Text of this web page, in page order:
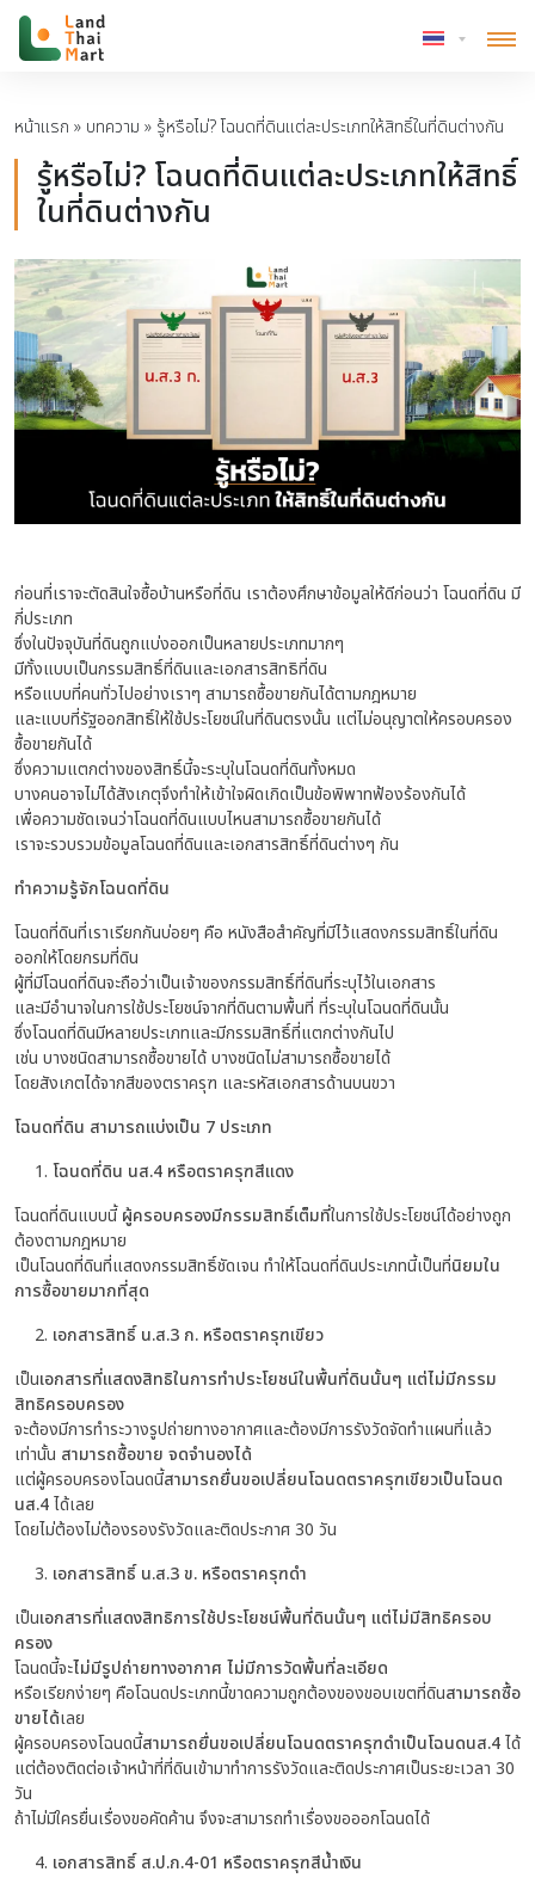
หน้าแรก » บทความ » รู้หรือไม่? โฉนดที่ดินแต่ละประเภทให้สิทธิ์ในที่ดินต่างกัน
รู้หรือไม่? โฉนดที่ดินแต่ละประเภทให้สิทธิ์
ในที่ดินต่างกัน
ก่อนที่เราจะตัดสินใจซื้อบ้านหรือที่ดิน เราต้องศึกษาข้อมูลให้ดีก่อนว่า โฉนดที่ดิน มี
กี่ประเภท
ซึ่งในปัจจุบันที่ดินถูกแบ่งออกเป็นหลายประเภทมากๆ
มีทั้งแบบเป็นกรรมสิทธิ์ที่ดินและเอกสารสิทธิที่ดิน
หรือแบบที่คนทั่วไปอย่างเราๆ สามารถซื้อขายกันได้ตามกฎหมาย
และแบบที่รัฐออกสิทธิ์ให้ใช้ประโยชน์ในที่ดินตรงนั้น แต่ไม่อนุญาตให้ครอบครอง
ซื้อขายกันได้
ซึ่งความแตกต่างของสิทธิ์นี้จะระบุในโฉนดที่ดินทั้งหมด
บางคนอาจไม่ได้สังเกตุจึงทำให้เข้าใจผิดเกิดเป็นข้อพิพาทฟ้องร้องกันได้
เพื่อความชัดเจนว่าโฉนดที่ดินแบบไหนสามารถซื้อขายกันได้
เราจะรวบรวมข้อมูลโฉนดที่ดินและเอกสารสิทธิ์ที่ดินต่างๆ กัน
ทำความรู้จักโฉนดที่ดิน
โฉนดที่ดินที่เราเรียกกันบ่อยๆ คือ หนังสือสำคัญที่มีไว้แสดงกรรมสิทธิ์ในที่ดิน
ออกให้โดยกรมที่ดิน
ผู้ที่มีโฉนดที่ดินจะถือว่าเป็นเจ้าของกรรมสิทธิ์ที่ดินที่ระบุไว้ในเอกสาร
และมีอำนาจในการใช้ประโยชน์จากที่ดินตามพื้นที่ ที่ระบุในโฉนดที่ดินนั้น
ซึ่งโฉนดที่ดินมีหลายประเภทและมีกรรมสิทธิ์ที่แตกต่างกันไป
เช่น บางชนิดสามารถซื้อขายได้ บางชนิดไม่สามารถซื้อขายได้
โดยสังเกตได้จากสีของตราครุฑ และรหัสเอกสารด้านบนขวา
โฉนดที่ดิน สามารถแบ่งเป็น 7 ประเภท
โฉนดที่ดิน นส.4 หรือตราครุฑสีแดง
โฉนดที่ดินแบบนี้ ผู้ครอบครองมีกรรมสิทธิ์เต็มที่ในการใช้ประโยชน์ได้อย่างถูก
ต้องตามกฎหมาย
เป็นโฉนดที่ดินที่แสดงกรรมสิทธิ์ชัดเจน ทำให้โฉนดที่ดินประเภทนี้เป็นที่นิยมใน
การซื้อขายมากที่สุด
เอกสารสิทธิ์ น.ส.3 ก. หรือตราครุฑเขียว
เป็นเอกสารที่แสดงสิทธิในการทำประโยชน์ในพื้นที่ดินนั้นๆ แต่ไม่มีกรรม
สิทธิครอบครอง
จะต้องมีการทำระวางรูปถ่ายทางอากาศและต้องมีการรังวัดจัดทำแผนที่แล้ว
เท่านั้น สามารถซื้อขาย จดจำนองได้
แต่ผู้ครอบครองโฉนดนี้สามารถยื่นขอเปลี่ยนโฉนดตราครุฑเขียวเป็นโฉนด
นส.4ได้เลย
โดยไม่ต้องไม่ต้องรองรังวัดและติดประกาศ 30 วัน
เอกสารสิทธิ์ น.ส.3 ข. หรือตราครุฑดำ
เป็นเอกสารที่แสดงสิทธิการใช้ประโยชน์พื้นที่ดินนั้นๆ แต่ไม่มีสิทธิครอบ
ครอง
โฉนดนี้จะไม่มีรูปถ่ายทางอากาศ ไม่มีการวัดพื้นที่ละเอียด
หรือเรียกง่ายๆ คือโฉนดประเภทนี้ขาดความถูกต้องของขอบเขตที่ดินสามารถซื้อ
ขายได้เลย
ผู้ครอบครองโฉนดนี้สามารถยื่นขอเปลี่ยนโฉนดตราครุฑดำเป็นโฉนดนส.4ได้
แต่ต้องติดต่อเจ้าหน้าที่ที่ดินเข้ามาทำการรังวัดและติดประกาศเป็นระยะเวลา 30
วัน
ถ้าไม่มีใครยื่นเรื่องขอคัดค้าน จึงจะสามารถทำเรื่องขอออกโฉนดได้
เอกสารสิทธิ์ ส.ป.ก.4-01 หรือตราครุฑสีน้ำเงิน